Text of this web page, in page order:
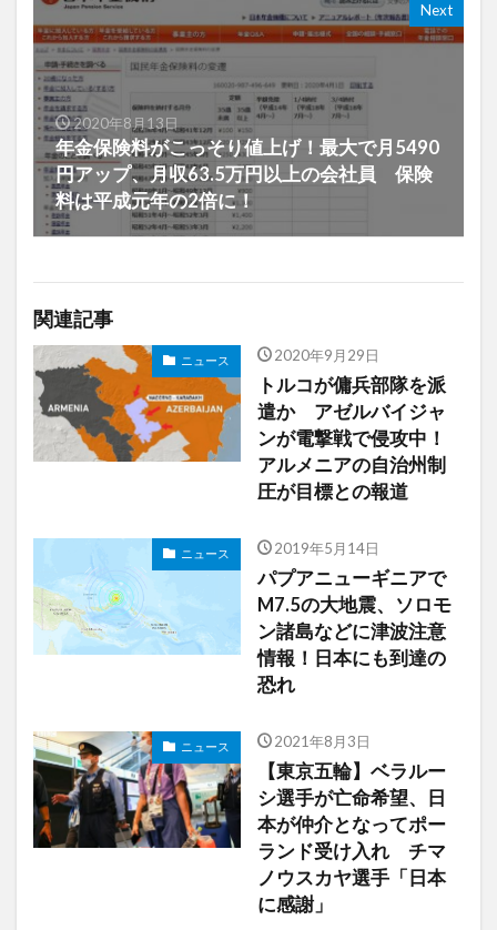
Next
2020年8月13日
年金保険料がこっそり値上げ！最大で月5490
円アップ、月収63.5万円以上の会社員 保険
料は平成元年の2倍に！
関連記事
ニュース 2020年9月29日
トルコが傭兵部隊を派
遣か アゼルバイジャ
ンが電撃戦で侵攻中！
アルメニアの自治州制
圧が目標との報道
ニュース 2019年5月14日
パプアニューギニアで
M7.5の大地震、ソロモ
ン諸島などに津波注意
情報！日本にも到達の
恐れ
ニュース 2021年8月3日
【東京五輪】ベラルー
シ選手が亡命希望、日
本が仲介となってポー
ランド受け入れ チマ
ノウスカヤ選手「日本
に感謝」